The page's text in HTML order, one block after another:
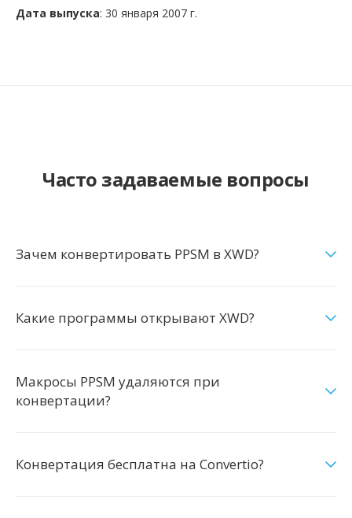
Дата выпуска: 30 января 2007 г.
Часто задаваемые вопросы
Зачем конвертировать PPSM в XWD?
Какие программы открывают XWD?
Макросы PPSM удаляются при
конвертации?
Конвертация бесплатна на Convertio?